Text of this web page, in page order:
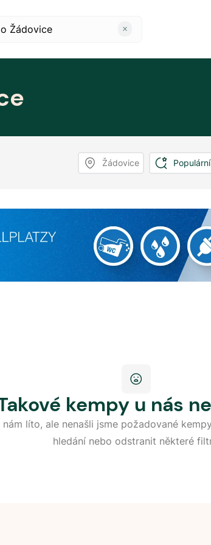
Žádovice
kempy u nás
nám líto, ale nenašli jsme požadované
hledání nebo odstranit některé